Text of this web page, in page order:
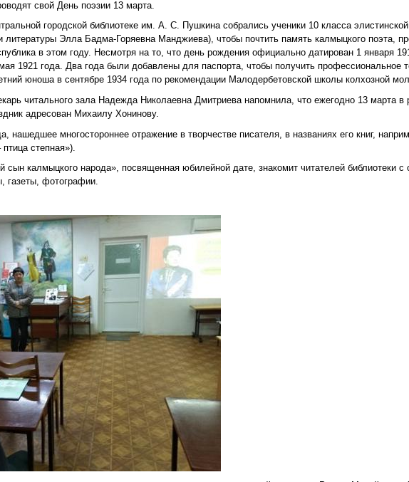
свой День поэзии 13 марта.
городской библиотеке им. А. С. Пушкина собрались ученики 10 класса
литературы Элла Бадма-Горяевна Манджиева), чтобы почтить память калмыцкого поэта,
в этом году. Несмотря на то, что день рождения официально датирован 1 января
1921 года. Два года были добавлены для паспорта, чтобы получить профессиональное
юноша в сентябре 1934 года по рекомендации Малодербетовской школы колхозной
читального зала Надежда Николаевна Дмитриева напомнила, что ежегодно 13 марта
адресован Михаилу Хонинову.
нашедшее многостороннее отражение в творчестве писателя, в названиях его книг,
степная»).
сын калмыцкого народа», посвященная юбилейной дате, знакомит читателей библиотеки
газеты, фотографии.